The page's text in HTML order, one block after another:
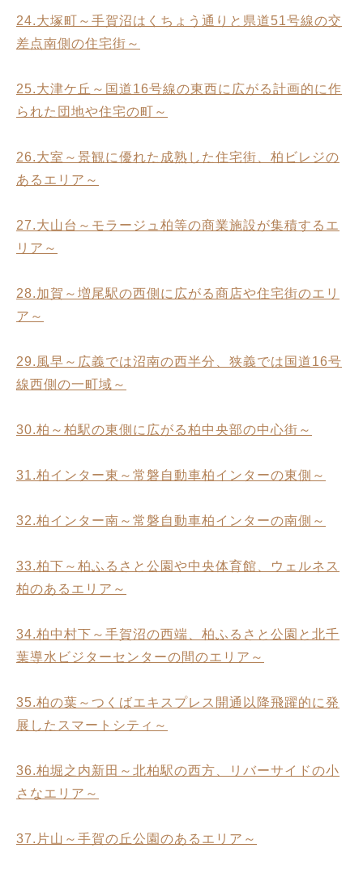
24.大塚町～手賀沼はくちょう通りと県道51号線の交
差点南側の住宅街～
25.大津ケ丘～国道16号線の東西に広がる計画的に作
られた団地や住宅の町～
26.大室～景観に優れた成熟した住宅街、柏ビレジの
あるエリア～
27.大山台～モラージュ柏等の商業施設が集積するエ
リア～
28.加賀～増尾駅の西側に広がる商店や住宅街のエリ
ア～
29.風早～広義では沼南の西半分、狭義では国道16号
線西側の一町域～
30.柏～柏駅の東側に広がる柏中央部の中心街～
31.柏インター東～常磐自動車柏インターの東側～
32.柏インター南～常磐自動車柏インターの南側～
33.柏下～柏ふるさと公園や中央体育館、ウェルネス
柏のあるエリア～
34.柏中村下～手賀沼の西端、柏ふるさと公園と北千
葉導水ビジターセンターの間のエリア～
35.柏の葉～つくばエキスプレス開通以降飛躍的に発
展したスマートシティ～
36.柏堀之内新田～北柏駅の西方、リバーサイドの小
さなエリア～
37.片山～手賀の丘公園のあるエリア～